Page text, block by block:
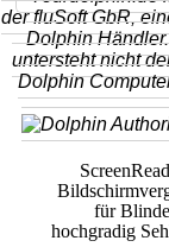
der fluSoft GbR,
Dolphin
untersteht nicht
Dolphin
für
hochgradig
EU
€
Der
als
vom
von